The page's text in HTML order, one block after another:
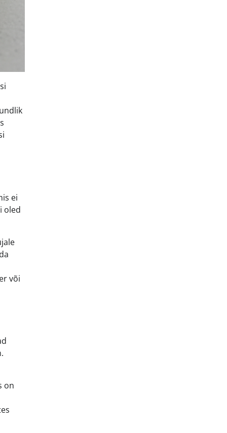
ei
oled
või
on